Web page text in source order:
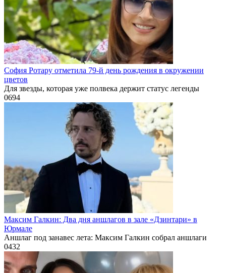
София Ротару отметила 79-й день рождения в окружении
цветов
Для звезды, которая уже полвека держит статус легенды
0694
Максим Галкин: Два дня аншлагов в зале «Дзинтари» в
Юрмале
Аншлаг под занавес лета: Максим Галкин собрал аншлаги
0432